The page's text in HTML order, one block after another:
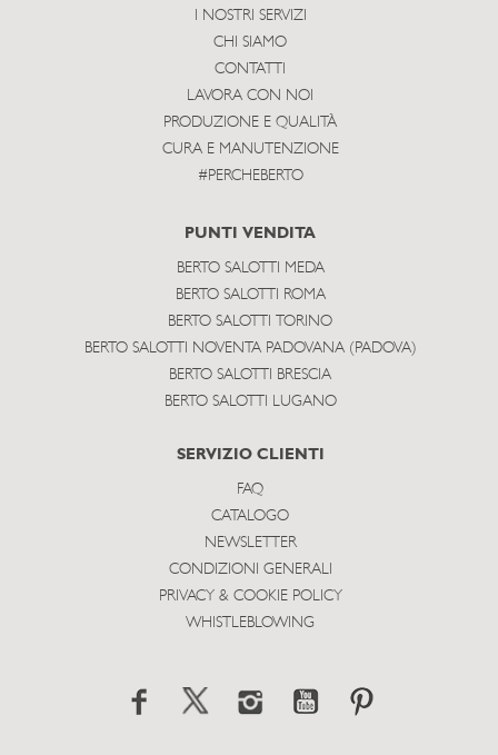
I NOSTRI SERVIZI
CHI SIAMO
CONTATTI
LAVORA CON NOI
PRODUZIONE E QUALITÀ
CURA E MANUTENZIONE
#PERCHEBERTO
PUNTI VENDITA
BERTO SALOTTI MEDA
BERTO SALOTTI ROMA
BERTO SALOTTI TORINO
BERTO SALOTTI NOVENTA PADOVANA (PADOVA)
BERTO SALOTTI BRESCIA
BERTO SALOTTI LUGANO
SERVIZIO CLIENTI
FAQ
CATALOGO
NEWSLETTER
CONDIZIONI GENERALI
PRIVACY & COOKIE POLICY
WHISTLEBLOWING